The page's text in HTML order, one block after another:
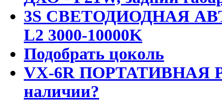
3S СВЕТОДИОДНАЯ
L2 3000-10000K
Подобрать цоколь
VX-6R ПОРТАТИВНАЯ
наличии?